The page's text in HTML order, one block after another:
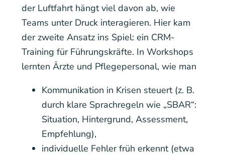
der Luftfahrt hängt viel davon ab, wie
Teams unter Druck interagieren. Hier kam
der zweite Ansatz ins Spiel: ein CRM-
Training für Führungskräfte. In Workshops
lernten Ärzte und Pflegepersonal, wie man
Kommunikation in Krisen steuert (z. B.
durch klare Sprachregeln wie „SBAR“:
Situation, Hintergrund, Assessment,
Empfehlung),
individuelle Fehler früh erkennt (etwa